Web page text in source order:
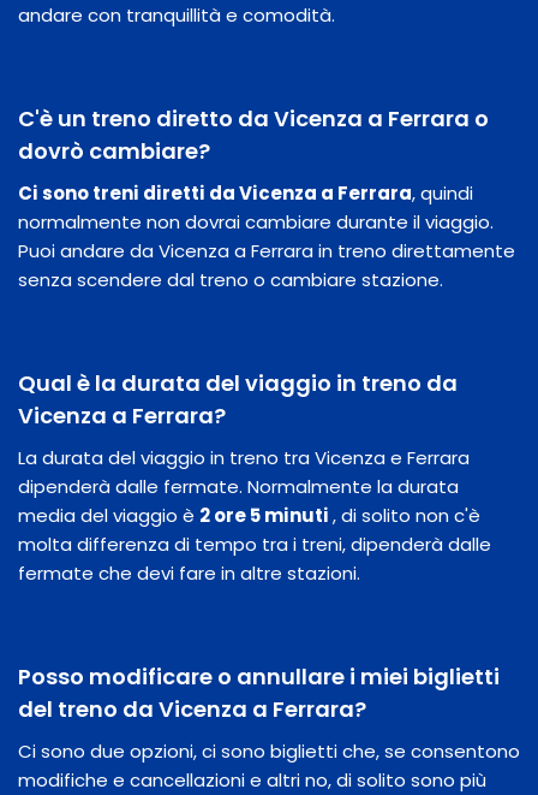
andare con tranquillità e comodità.
C'è un treno diretto da Vicenza a Ferrara o
dovrò cambiare?
Ci sono treni diretti da Vicenza a Ferrara, quindi
normalmente non dovrai cambiare durante il viaggio.
Puoi andare da Vicenza a Ferrara in treno direttamente
senza scendere dal treno o cambiare stazione.
Qual è la durata del viaggio in treno da
Vicenza a Ferrara?
La durata del viaggio in treno tra Vicenza e Ferrara
dipenderà dalle fermate. Normalmente la durata
media del viaggio è 2 ore 5 minuti, di solito non c'è
molta differenza di tempo tra i treni, dipenderà dalle
fermate che devi fare in altre stazioni.
Posso modificare o annullare i miei biglietti
del treno da Vicenza a Ferrara?
Ci sono due opzioni, ci sono biglietti che, se consentono
modifiche e cancellazioni e altri no, di solito sono più